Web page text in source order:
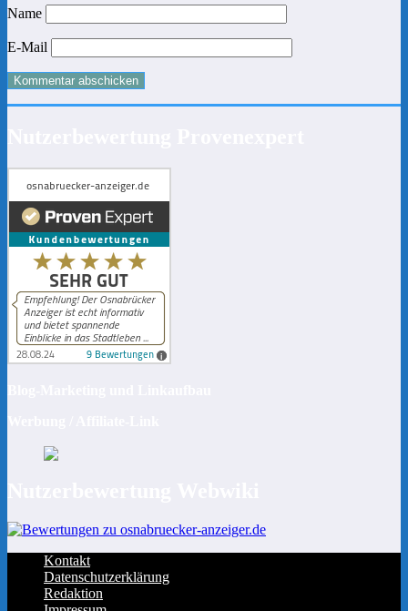
Name
E-Mail
Kontakt
Datenschutzerklärung
Redaktion